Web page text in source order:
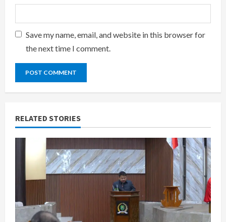
Save my name, email, and website in this browser for
the next time I comment.
RELATED STORIES